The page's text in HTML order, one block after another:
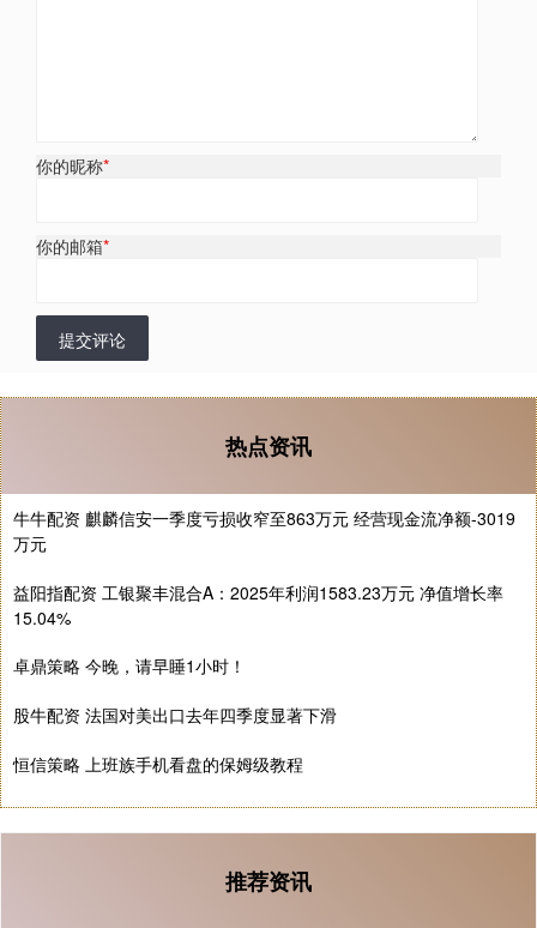
你的昵称*
你的邮箱*
提交评论
热点资讯
牛牛配资 麒麟信安一季度亏损收窄至863万元 经营现金流净额-3019
万元
益阳指配资 工银聚丰混合A：2025年利润1583.23万元 净值增长率
15.04%
卓鼎策略 今晚，请早睡1小时！
股牛配资 法国对美出口去年四季度显著下滑
恒信策略 上班族手机看盘的保姆级教程
推荐资讯